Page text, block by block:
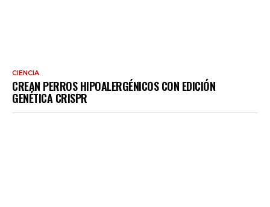
CIENCIA
CREAN PERROS HIPOALERGÉNICOS CON EDICIÓN
GENÉTICA CRISPR